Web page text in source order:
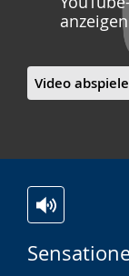
Video
Leichten
Audio-
Video